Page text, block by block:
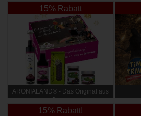
15% Rabatt
ARONIALAND® - Das Original aus
15% Rabatt!